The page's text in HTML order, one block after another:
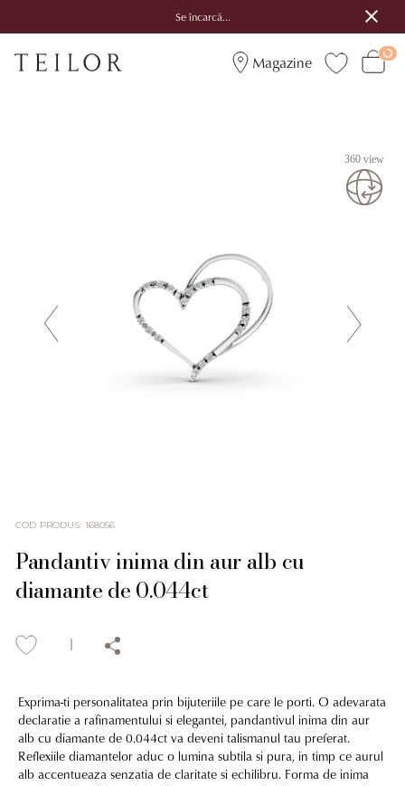
Se încarcă...
Magazine
360 view
COD PRODUS: 168056
Pandantiv inima din aur alb cu
diamante de 0.044ct
Exprima-ti personalitatea prin bijuteriile pe care le porti. O adevarata
declaratie a rafinamentului si elegantei, pandantivul inima din aur
alb cu diamante de 0.044ct va deveni talismanul tau preferat.
Reflexiile diamantelor aduc o lumina subtila si pura, in timp ce aurul
alb accentueaza senzatia de claritate si echilibru. Forma de inima